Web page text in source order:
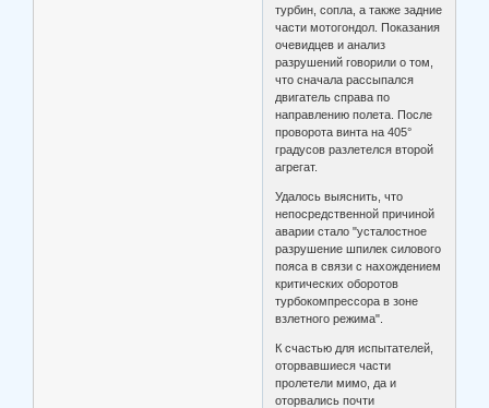
турбин, сопла, а также задние
части мотогондол. Показания
очевидцев и анализ
разрушений говорили о том,
что сначала рассыпался
двигатель справа по
направлению полета. После
проворота винта на 405°
градусов разлетелся второй
агрегат.
Удалось выяснить, что
непосредственной причиной
аварии стало "усталостное
разрушение шпилек силового
пояса в связи с нахождением
критических оборотов
турбокомпрессора в зоне
взлетного режима".
К счастью для испытателей,
оторвавшиеся части
пролетели мимо, да и
оторвались почти